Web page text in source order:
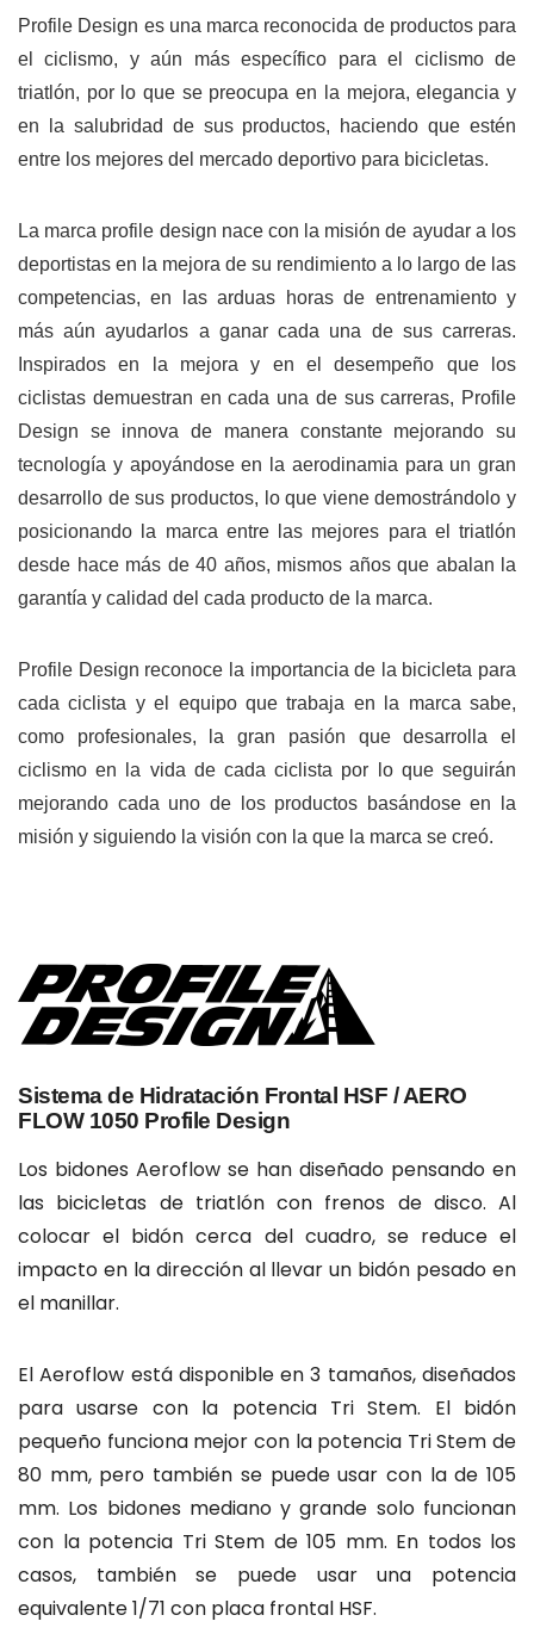
Profile Design es una marca reconocida de productos para
el ciclismo, y aún más específico para el ciclismo de
triatlón, por lo que se preocupa en la mejora, elegancia y
en la salubridad de sus productos, haciendo que estén
entre los mejores del mercado deportivo para bicicletas.
La marca profile design nace con la misión de ayudar a los
deportistas en la mejora de su rendimiento a lo largo de las
competencias, en las arduas horas de entrenamiento y
más aún ayudarlos a ganar cada una de sus carreras.
Inspirados en la mejora y en el desempeño que los
ciclistas demuestran en cada una de sus carreras, Profile
Design se innova de manera constante mejorando su
tecnología y apoyándose en la aerodinamia para un gran
desarrollo de sus productos, lo que viene demostrándolo y
posicionando la marca entre las mejores para el triatlón
desde hace más de 40 años, mismos años que abalan la
garantía y calidad del cada producto de la marca.
Profile Design reconoce la importancia de la bicicleta para
cada ciclista y el equipo que trabaja en la marca sabe,
como profesionales, la gran pasión que desarrolla el
ciclismo en la vida de cada ciclista por lo que seguirán
mejorando cada uno de los productos basándose en la
misión y siguiendo la visión con la que la marca se creó.
Sistema de Hidratación Frontal HSF / AERO
FLOW 1050 Profile Design
Los bidones Aeroflow se han diseñado pensando en
las bicicletas de triatlón con frenos de disco. Al
colocar el bidón cerca del cuadro, se reduce el
impacto en la dirección al llevar un bidón pesado en
el manillar.
El Aeroflow está disponible en 3 tamaños, diseñados
para usarse con la potencia Tri Stem. El bidón
pequeño funciona mejor con la potencia Tri Stem de
80 mm, pero también se puede usar con la de 105
mm. Los bidones mediano y grande solo funcionan
con la potencia Tri Stem de 105 mm. En todos los
casos, también se puede usar una potencia
equivalente 1/71 con placa frontal HSF.